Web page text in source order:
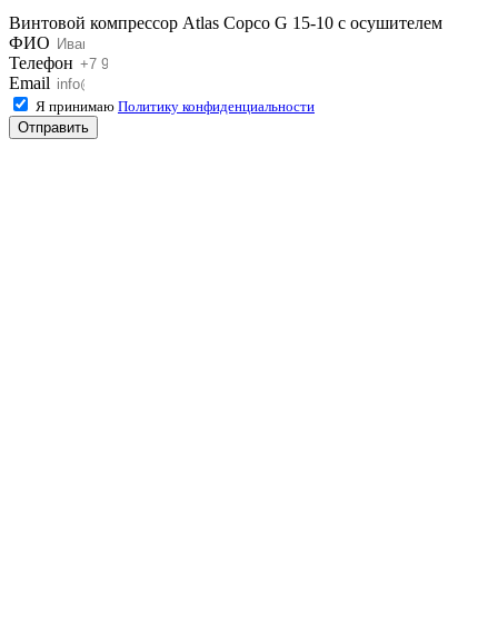
Винтовой компрессор Atlas Copco G 15-10 с осушителем
ФИО
Телефон
Email
Я принимаю Политику конфиденциальности
Отправить